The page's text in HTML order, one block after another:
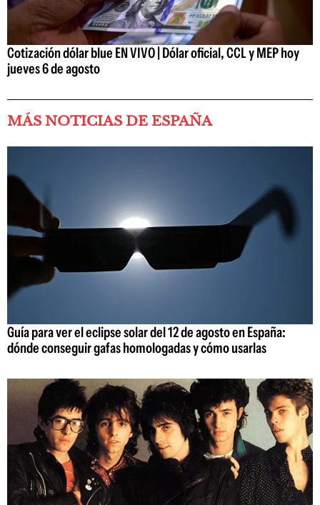
Cotización dólar blue EN VIVO | Dólar oficial, CCL y MEP hoy
jueves 6 de agosto
MÁS NOTICIAS DE ESPAÑA
Guía para ver el eclipse solar del 12 de agosto en España:
dónde conseguir gafas homologadas y cómo usarlas